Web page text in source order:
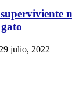
29 julio, 2022